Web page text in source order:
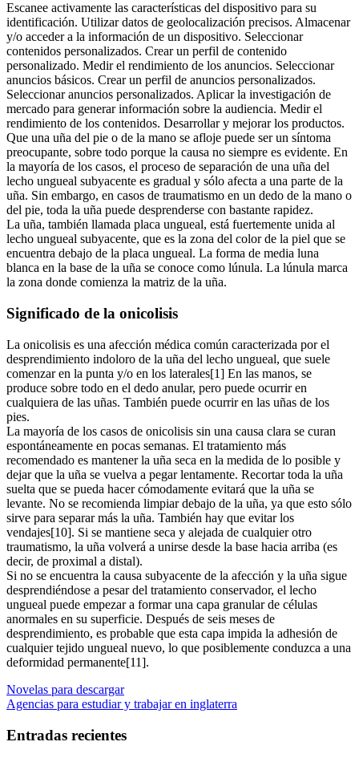
Escanee activamente las características del dispositivo para su
identificación. Utilizar datos de geolocalización precisos. Almacenar
y/o acceder a la información de un dispositivo. Seleccionar
contenidos personalizados. Crear un perfil de contenido
personalizado. Medir el rendimiento de los anuncios. Seleccionar
anuncios básicos. Crear un perfil de anuncios personalizados.
Seleccionar anuncios personalizados. Aplicar la investigación de
mercado para generar información sobre la audiencia. Medir el
rendimiento de los contenidos. Desarrollar y mejorar los productos.
Que una uña del pie o de la mano se afloje puede ser un síntoma
preocupante, sobre todo porque la causa no siempre es evidente. En
la mayoría de los casos, el proceso de separación de una uña del
lecho ungueal subyacente es gradual y sólo afecta a una parte de la
uña. Sin embargo, en casos de traumatismo en un dedo de la mano o
del pie, toda la uña puede desprenderse con bastante rapidez.
La uña, también llamada placa ungueal, está fuertemente unida al
lecho ungueal subyacente, que es la zona del color de la piel que se
encuentra debajo de la placa ungueal. La forma de media luna
blanca en la base de la uña se conoce como lúnula. La lúnula marca
la zona donde comienza la matriz de la uña.
Significado de la onicolisis
La onicolisis es una afección médica común caracterizada por el
desprendimiento indoloro de la uña del lecho ungueal, que suele
comenzar en la punta y/o en los laterales[1] En las manos, se
produce sobre todo en el dedo anular, pero puede ocurrir en
cualquiera de las uñas. También puede ocurrir en las uñas de los
pies.
La mayoría de los casos de onicolisis sin una causa clara se curan
espontáneamente en pocas semanas. El tratamiento más
recomendado es mantener la uña seca en la medida de lo posible y
dejar que la uña se vuelva a pegar lentamente. Recortar toda la uña
suelta que se pueda hacer cómodamente evitará que la uña se
levante. No se recomienda limpiar debajo de la uña, ya que esto sólo
sirve para separar más la uña. También hay que evitar los
vendajes[10]. Si se mantiene seca y alejada de cualquier otro
traumatismo, la uña volverá a unirse desde la base hacia arriba (es
decir, de proximal a distal).
Si no se encuentra la causa subyacente de la afección y la uña sigue
desprendiéndose a pesar del tratamiento conservador, el lecho
ungueal puede empezar a formar una capa granular de células
anormales en su superficie. Después de seis meses de
desprendimiento, es probable que esta capa impida la adhesión de
cualquier tejido ungueal nuevo, lo que posiblemente conduzca a una
deformidad permanente[11].
Navegación
de
entradas
Entrada
anterior:
Novelas para descargar
Entrada
Agencias para estudiar y trabajar en inglaterra
Entradas recientes